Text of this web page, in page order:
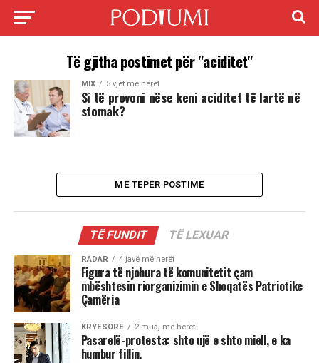
Të gjitha postimet për "aciditet"
MIX 5 vjet më herët
Si të provoni nëse keni aciditet të lartë në
stomak?
MË TEPËR POSTIME
TË FUNDIT TË LEXUAR
RADAR 4 javë më herët
Figura të njohura të komunitetit çam
mbështesin riorganizimin e Shoqatës Patriotike
Çamëria
KRYESORE 2 muaj më herët
Pasarelë-protesta: shto ujë e shto miell, e ka
humbur fillin.